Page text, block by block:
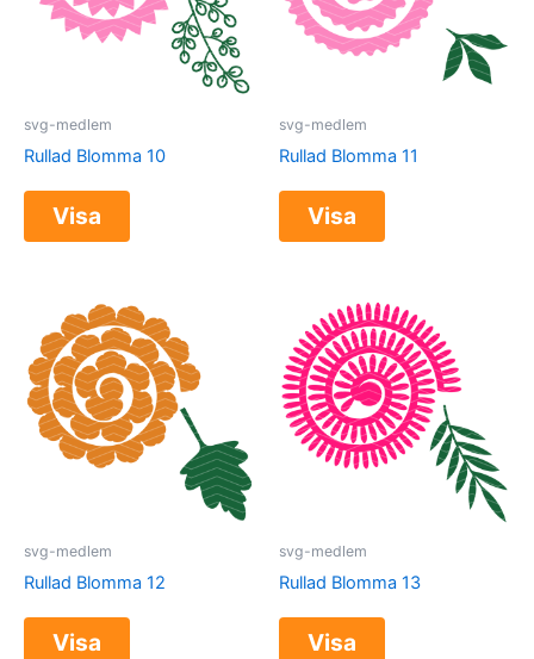
svg-medlem
Rullad Blomma 10
Visa
svg-medlem
Rullad Blomma 11
Visa
svg-medlem
Rullad Blomma 12
Visa
svg-medlem
Rullad Blomma 13
Visa